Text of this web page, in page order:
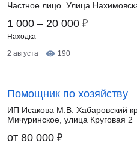
Частное лицо. Улица
1 000 – 20 000 ₽
Находка
2 августа
190
Помощник по хозяйству
ИП Исакова М.В. Хабаровский
Мичуринское, улица Круговая 2
от 80 000 ₽